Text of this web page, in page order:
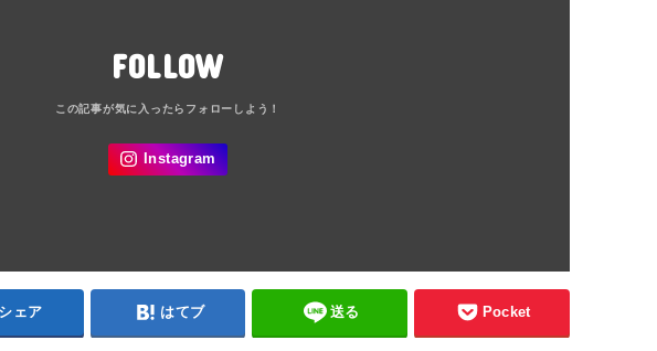
FOLLOW
シェア はてブ 送る Pocket